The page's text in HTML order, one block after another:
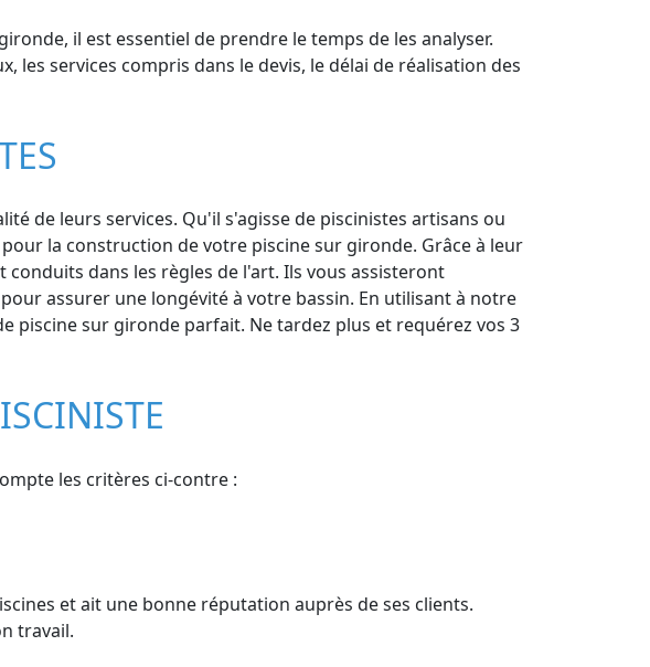
il est essentiel de prendre le temps de les analyser.
services compris dans le devis, le délai de réalisation des
de leurs services. Qu'il s'agisse de piscinistes artisans ou
la construction de votre piscine sur gironde. Grâce à leur
dans les règles de l'art. Ils vous assisteront
assurer une longévité à votre bassin. En utilisant à notre
piscine sur gironde parfait. Ne tardez plus et requérez vos 3
les critères ci-contre :
et ait une bonne réputation auprès de ses clients.
travail.